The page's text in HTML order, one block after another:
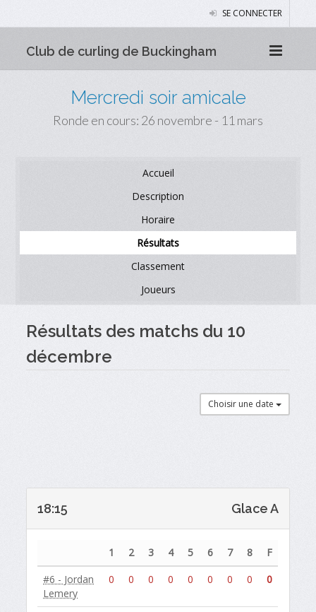
SE CONNECTER
Club de curling de Buckingham
Mercredi soir amicale
Ronde en cours: 26 novembre - 11 mars
Accueil
Description
Horaire
Résultats
Classement
Joueurs
Résultats des matchs du 10
décembre
Choisir une date
18:15 Glace A
1 2 3 4 5 6 7 8
F
#6 - Jordan
Lemery
0 0 0 0 0 0 0 0 0